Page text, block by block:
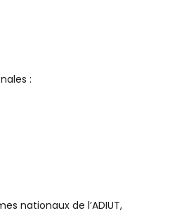
:
nationaux de l’ADIUT,